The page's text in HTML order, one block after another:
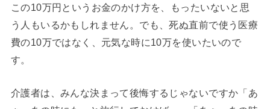
この10万円というお金のかけ方を、もったいないと思
う人もいるかもしれません。でも、死ぬ直前で使う医療
費の10万ではなく、元気な時に10万を使いたいので
す。
介護者は、みんな決まって後悔するじゃないですか「あ